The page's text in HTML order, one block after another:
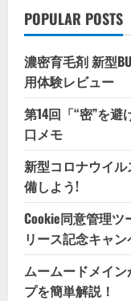
POPULAR POSTS
濃密育毛剤 新型
用体験レビュー
第14回「“密”を
口メモ
新型コロナウイ
備しよう!
Cookie同意管理ツ
リース記念キャ
ムームードメイ
プを簡単解説！